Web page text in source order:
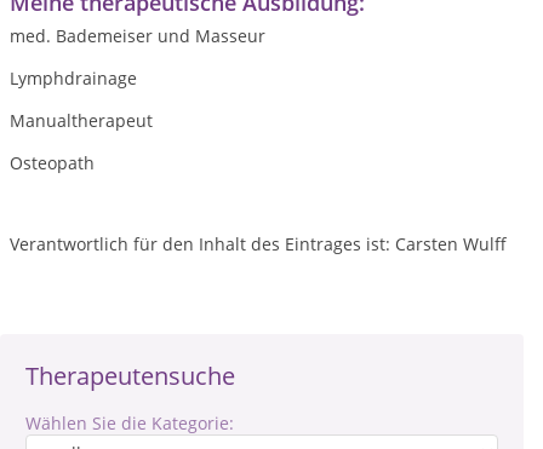
Therapeutensuche
Wählen Sie die Kategorie:
med. Bademeiser und Masseur
Lymphdrainage
Manualtherapeut
Osteopath
Verantwortlich für den Inhalt des Eintrages ist: Carsten Wulff